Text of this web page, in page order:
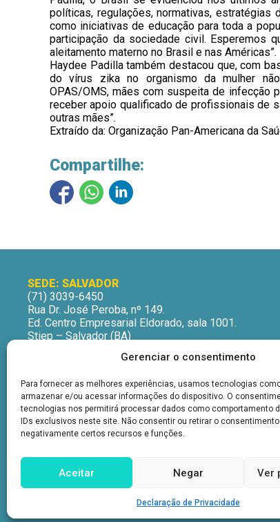
Gerenciar o consentimento
Para fornecer as melhores experiências, usamos tecnologias
armazenar e/ou acessar informações do dispositivo. O
tecnologias nos permitirá processar dados como comportamento
IDs exclusivos neste site. Não consentir ou retirar o
negativamente certos recursos e funções.
Aceitar Negar Ver
Declaração de Privacidade
políticas, regulações, normativas,
como iniciativas de educação para toda a
participação da sociedade civil. Esperemos
aleitamento materno no Brasil e nas Américas”.
Haydee Padilla também destacou que, com
do vírus zika no organismo da mulher não
OPAS/OMS, mães com suspeita de infecção
receber apoio qualificado de profissionais de
outras mães”.
Extraído da: Organização Pan-Americana da
Compartilhe:
SEDE: SALVADOR
(71) 3039-6450
Rua Dr. José Peroba, nº 149.
Ed. Centro Empresarial Eldorado, sala 1001.
Stiep – Salvador (BA)
Horário de Atendimento:
9h às 12h | 13h às 16h